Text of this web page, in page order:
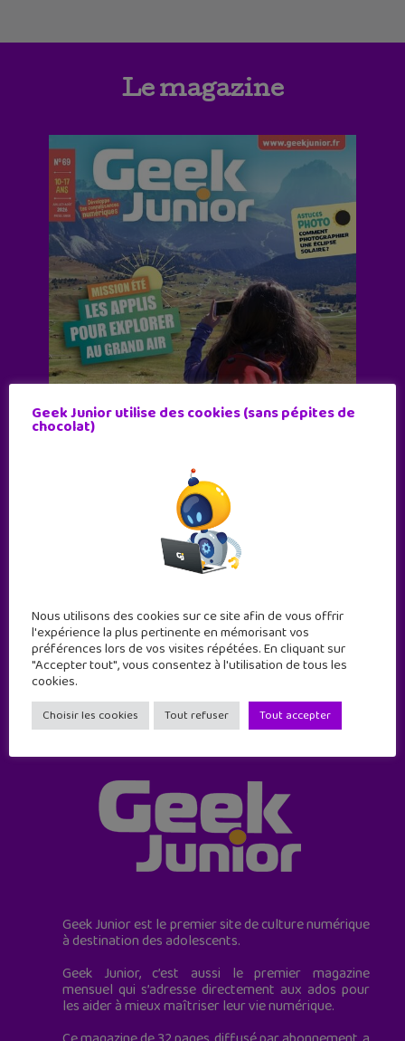
Le magazine
11 numéros par an
JE M'ABONNE !
Geek Junior est le premier site de culture numérique
à destination des adolescents.
Geek Junior, c’est aussi le premier magazine
mensuel qui s’adresse directement aux ados pour
les aider à mieux maîtriser leur vie numérique.
Geek Junior utilise des cookies (sans pépites de
chocolat)
Nous utilisons des cookies sur ce site afin de vous offrir
l'expérience la plus pertinente en mémorisant vos
préférences lors de vos visites répétées. En cliquant sur
"Accepter tout", vous consentez à l'utilisation de tous les
cookies.
Choisir les cookies Tout refuser Tout accepter